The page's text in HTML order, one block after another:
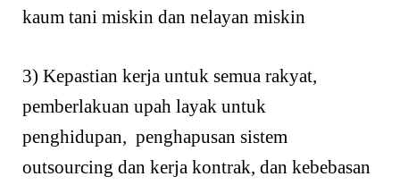
kaum tani miskin dan nelayan miskin
3) Kepastian kerja untuk semua rakyat,
pemberlakuan upah layak untuk
penghidupan, penghapusan sistem
outsourcing dan kerja kontrak, dan kebebasan